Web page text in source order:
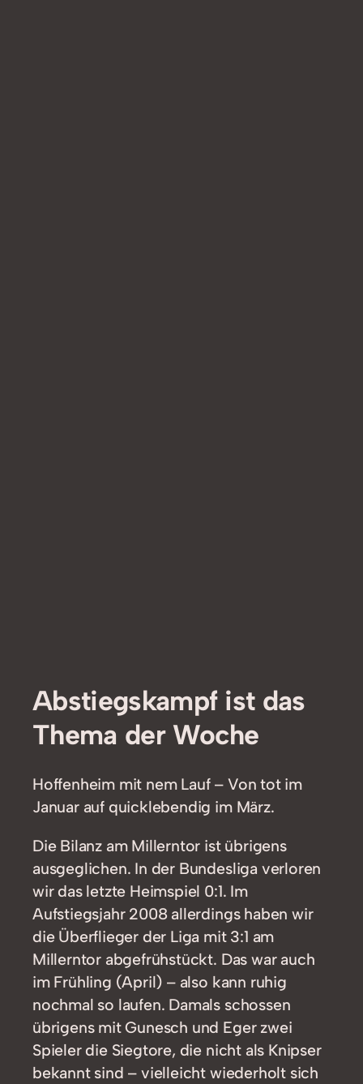
Abstiegskampf ist das
Thema der Woche
Hoffenheim mit nem Lauf – Von tot im
Januar auf quicklebendig im März.
Die Bilanz am Millerntor ist übrigens
ausgeglichen. In der Bundesliga verloren
wir das letzte Heimspiel 0:1. Im
Aufstiegsjahr 2008 allerdings haben wir
die Überflieger der Liga mit 3:1 am
Millerntor abgefrühstückt. Das war auch
im Frühling (April) – also kann ruhig
nochmal so laufen. Damals schossen
übrigens mit Gunesch und Eger zwei
Spieler die Siegtore, die nicht als Knipser
bekannt sind – vielleicht wiederholt sich